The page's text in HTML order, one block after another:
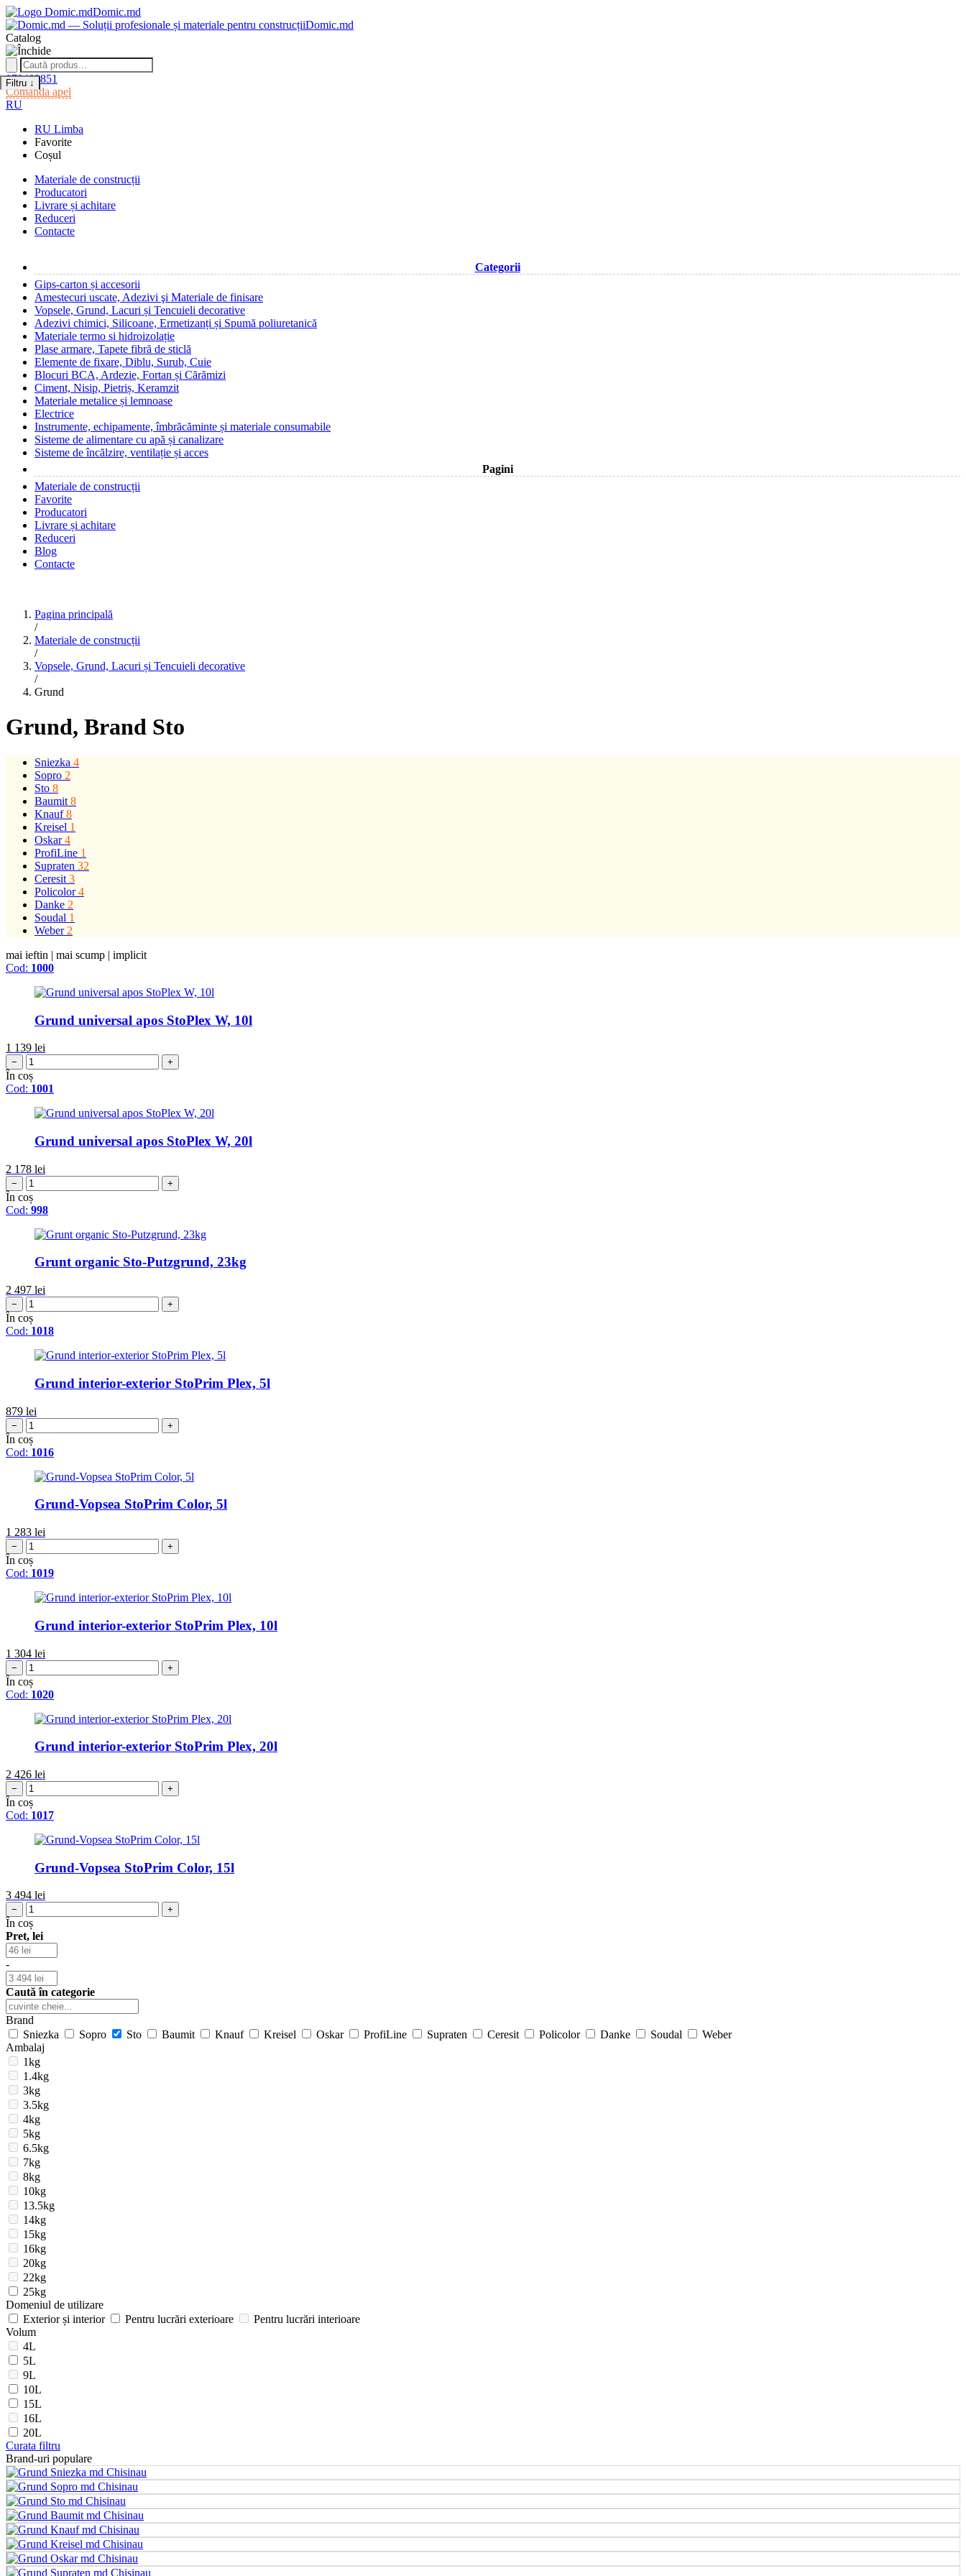
Domic.md
Domic.md
Catalog
079482851
Comanda apel
RU
RU Limba
Favorite
Coșul
Materiale de construcții
Producatori
Livrare și achitare
Reduceri
Contacte
Categorii
Gips-carton și accesorii
Amestecuri uscate, Adezivi şi Materiale de finisare
Vopsele, Grund, Lacuri și Tencuieli decorative
Adezivi chimici, Silicoane, Ermetizanți și Spumă poliuretanică
Materiale termo si hidroizolație
Plase armare, Tapete fibră de sticlă
Elemente de fixare, Diblu, Surub, Cuie
Blocuri BCA, Ardezie, Fortan și Cărămizi
Ciment, Nisip, Pietriș, Keramzit
Materiale metalice și lemnoase
Electrice
Instrumente, echipamente, îmbrăcăminte și materiale consumabile
Sisteme de alimentare cu apă și canalizare
Sisteme de încălzire, ventilație și acces
Pagini
Materiale de construcții
Favorite
Producatori
Livrare și achitare
Reduceri
Blog
Contacte
Pagina principală
/
Materiale de construcții
/
Vopsele, Grund, Lacuri și Tencuieli decorative
/
Grund
Grund, Brand Sto
Sniezka 4
Sopro 2
Sto 8
Baumit 8
Knauf8
Kreisel 1
Oskar4
ProfiLine 1
Supraten 32
Ceresit 3
Policolor4
Danke 2
Soudal 1
Weber 2
mai ieftin | mai scump | implicit
Cod: 1000
Grund universal apos StoPlex W, 10l
1 139 lei
− +
În coș
Cod: 1001
Grund universal apos StoPlex W, 20l
2 178 lei
− +
În coș
Cod: 998
Grunt organic Sto-Putzgrund, 23kg
2 497 lei
− +
În coș
Cod: 1018
Grund interior-exterior StoPrim Plex, 5l
879 lei
− +
În coș
Cod: 1016
Grund-Vopsea StoPrim Color, 5l
1 283 lei
− +
În coș
Cod: 1019
Grund interior-exterior StoPrim Plex, 10l
1 304 lei
− +
În coș
Cod: 1020
Grund interior-exterior StoPrim Plex, 20l
2 426 lei
− +
În coș
Cod: 1017
Grund-Vopsea StoPrim Color, 15l
3 494 lei
− +
În coș
Filtru ↓
Pret, lei
-
Caută în categorie
Brand
Sniezka
Sopro Sto Baumit Knauf Kreisel Oskar ProfiLine Supraten Ceresit Policolor Danke Soudal
Weber
Ambalaj
1kg
1.4kg
3kg
3.5kg
4kg
5kg
6.5kg
7kg
8kg
10kg
13.5kg
14kg
15kg
16kg
20kg
22kg
25kg
Domeniul de utilizare
Exterior și interior
Pentru lucrări exterioare
Pentru lucrări interioare
Volum
4L
5L
9L
10L
15L
16L
20L
Curata filtru
Brand-uri populare